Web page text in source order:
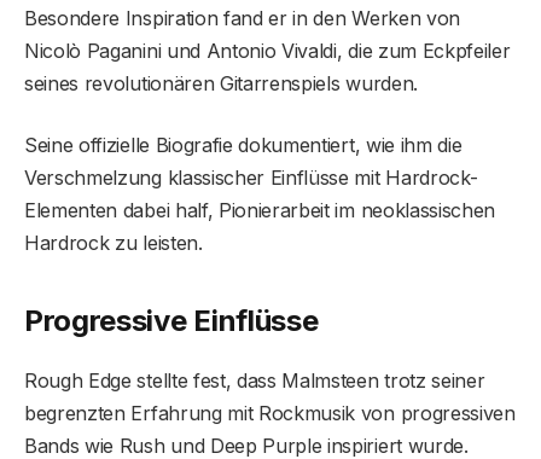
Besondere Inspiration fand er in den Werken von
Nicolò Paganini und Antonio Vivaldi, die zum Eckpfeiler
seines revolutionären Gitarrenspiels wurden.
Seine offizielle Biografie dokumentiert, wie ihm die
Verschmelzung klassischer Einflüsse mit Hardrock-
Elementen dabei half, Pionierarbeit im neoklassischen
Hardrock zu leisten.
Progressive Einflüsse
Rough Edge stellte fest, dass Malmsteen trotz seiner
begrenzten Erfahrung mit Rockmusik von progressiven
Bands wie Rush und Deep Purple inspiriert wurde.